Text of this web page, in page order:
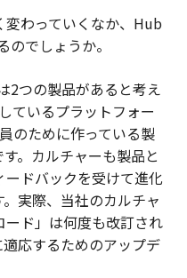
わっていくなか、Hub
でしょうか。
2つの製品があると考え
ているプラットフォー
のために作っている製
。カルチャーも製品と
ドバックを受けて進化
実際、当社のカルチャ
ド」は何度も改訂され
応するためのアップデ